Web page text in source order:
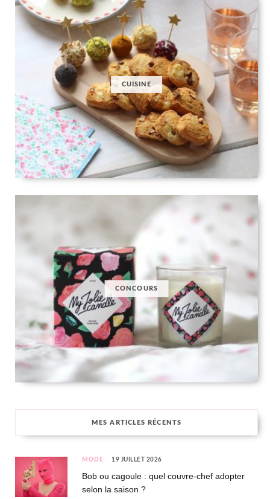
CUISINE
CONCOURS
MES ARTICLES RÉCENTS
MODE 19 JUILLET 2026
Bob ou cagoule : quel couvre-chef adopter
selon la saison ?